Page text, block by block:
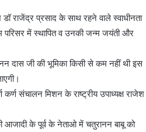
राजेंद्र प्रसाद के साथ रहने वाले स्वाधीनता
परिसर में स्थापित व उनकी जन्म जयंती और
दास जी की भूमिका किसी से कम नहीं थी इस
कर्ण संचालन मिशन के राष्ट्रीय उपाध्यक्ष राजेश
आजादी के पूर्व के नेताओ में चतुरानन बाबू को